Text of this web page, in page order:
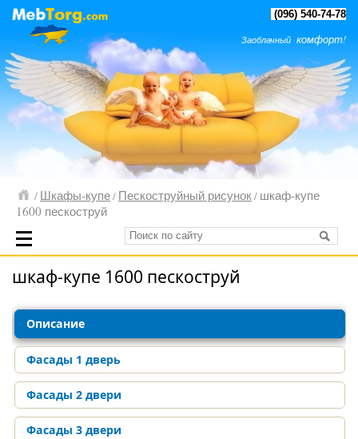
(096) 540-74-78
Заоблачный комфорт!
/ Шкафы-купе/ Пескоструйный рисунок/ шкаф-купе
1600 пескоструй
шкаф-купе 1600 пескоструй
Описание
Фасады 1 дверь
Фасады 2 двери
Фасады 3 двери